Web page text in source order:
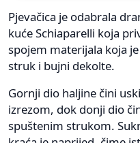
Pjevačica je odabrala
kuće Schiaparelli koja
spojem materijala koja
struk i bujni dekolte.
Gornji dio haljine čini
izrezom, dok donji dio
spuštenim strukom.